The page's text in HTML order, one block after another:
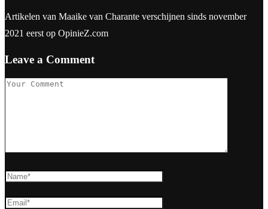
Artikelen van Maaike van Charante verschijnen sinds november
2021 eerst op OpinieZ.com
Leave a Comment